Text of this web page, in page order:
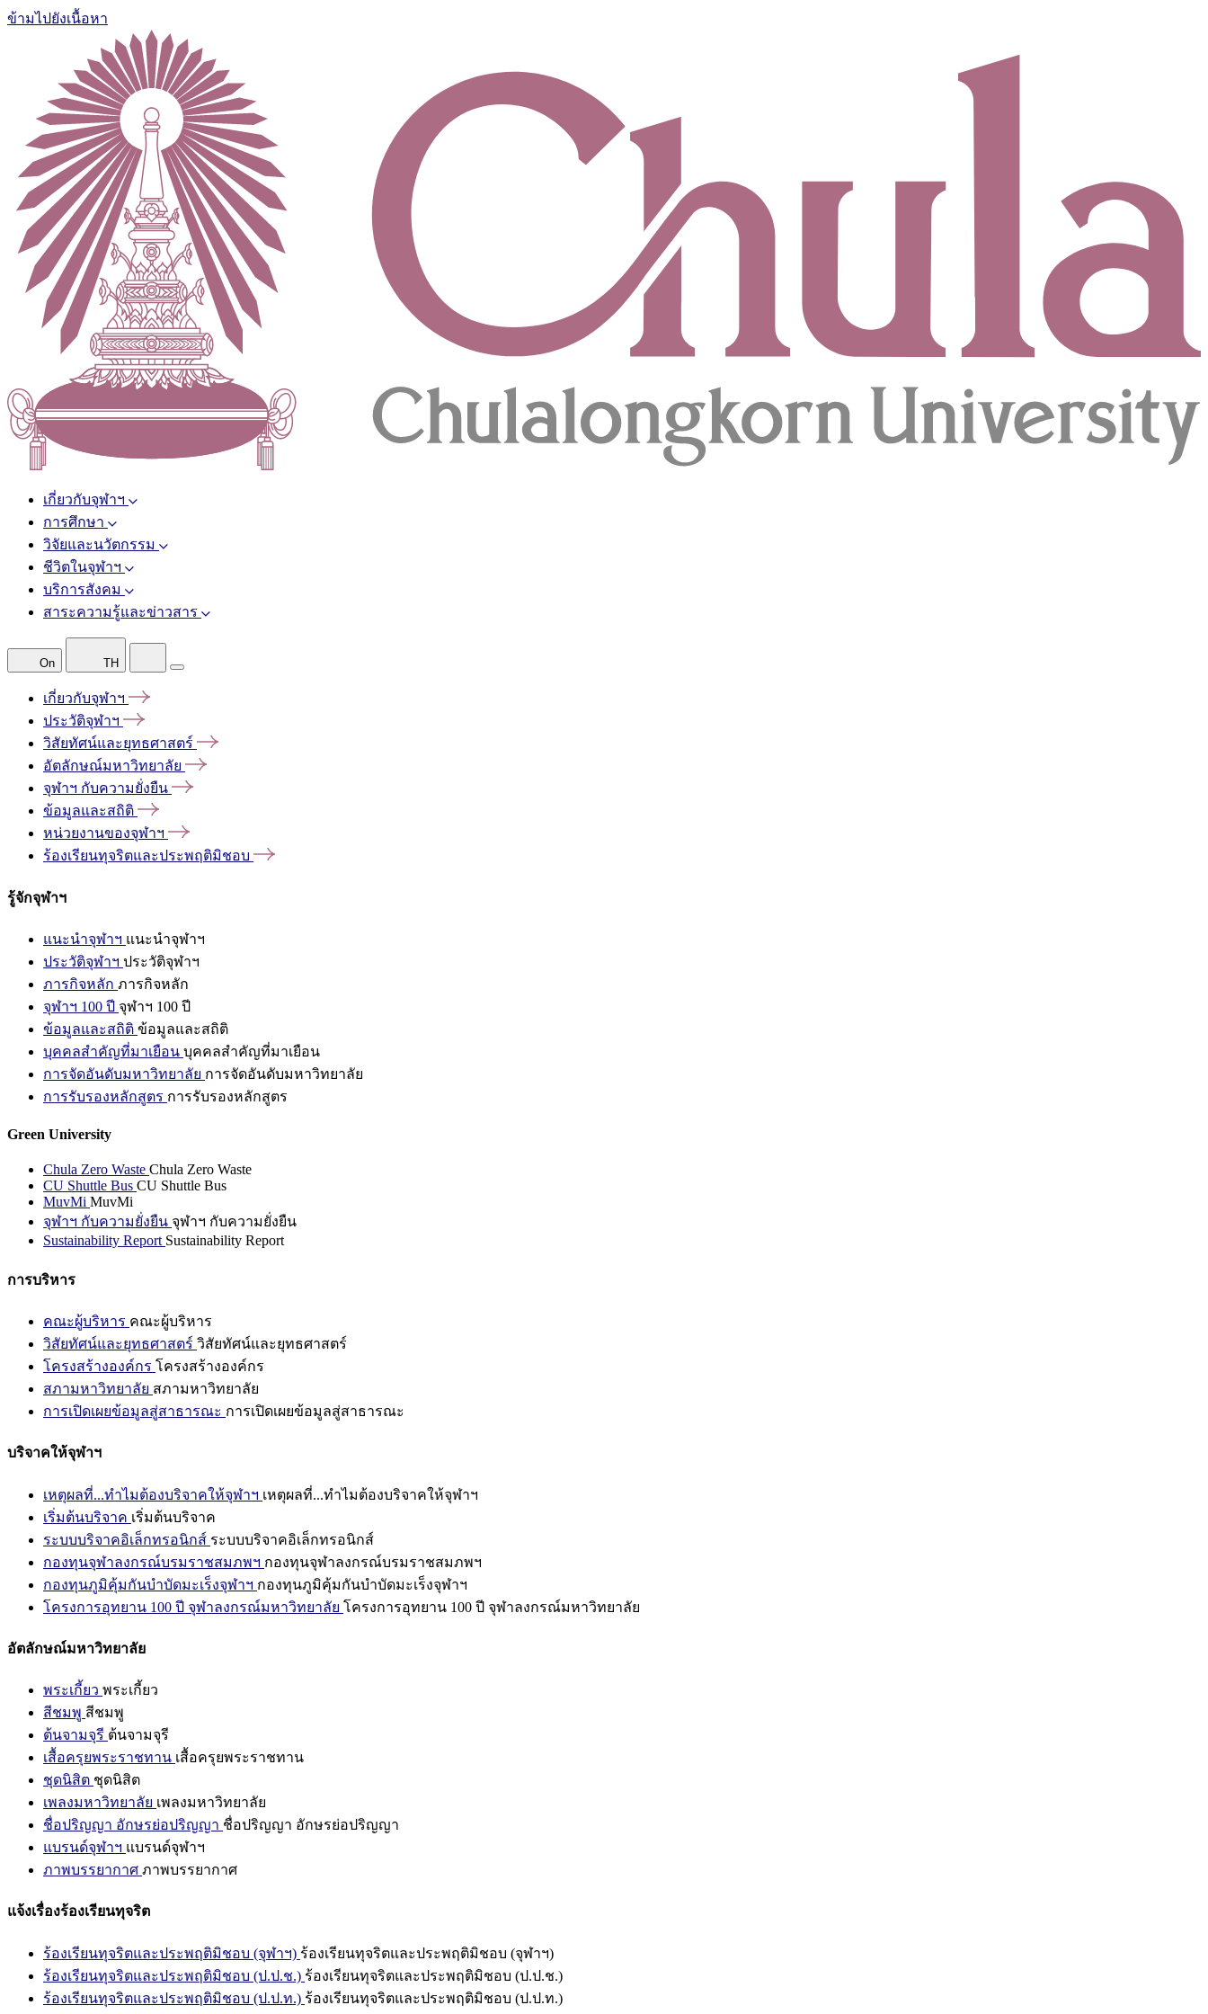
ข้ามไปยังเนื้อหา
เกี่ยวกับจุฬาฯ
การศึกษา
วิจัยและนวัตกรรม
ชีวิตในจุฬาฯ
บริการสังคม
สาระความรู้และข่าวสาร
On TH
เกี่ยวกับจุฬาฯ
ประวัติจุฬาฯ
วิสัยทัศน์และยุทธศาสตร์
อัตลักษณ์มหาวิทยาลัย
จุฬาฯ กับความยั่งยืน
ข้อมูลและสถิติ
หน่วยงานของจุฬาฯ
ร้องเรียนทุจริตและประพฤติมิชอบ
รู้จักจุฬาฯ
แนะนำจุฬาฯ แนะนำจุฬาฯ
ประวัติจุฬาฯ ประวัติจุฬาฯ
ภารกิจหลัก ภารกิจหลัก
จุฬาฯ 100 ปี จุฬาฯ 100 ปี
ข้อมูลและสถิติ ข้อมูลและสถิติ
บุคคลสำคัญที่มาเยือน บุคคลสำคัญที่มาเยือน
การจัดอันดับมหาวิทยาลัย การจัดอันดับมหาวิทยาลัย
การรับรองหลักสูตร การรับรองหลักสูตร
Green University
Chula Zero Waste Chula Zero Waste
CU Shuttle Bus CU Shuttle Bus
MuvMi MuvMi
จุฬาฯ กับความยั่งยืน จุฬาฯ กับความยั่งยืน
Sustainability Report Sustainability Report
การบริหาร
คณะผู้บริหาร คณะผู้บริหาร
วิสัยทัศน์และยุทธศาสตร์ วิสัยทัศน์และยุทธศาสตร์
โครงสร้างองค์กร โครงสร้างองค์กร
สภามหาวิทยาลัย สภามหาวิทยาลัย
การเปิดเผยข้อมูลสู่สาธารณะ การเปิดเผยข้อมูลสู่สาธารณะ
บริจาคให้จุฬาฯ
เหตุผลที่...ทำไมต้องบริจาคให้จุฬาฯ เหตุผลที่...ทำไมต้องบริจาคให้จุฬาฯ
เริ่มต้นบริจาค เริ่มต้นบริจาค
ระบบบริจาคอิเล็กทรอนิกส์ ระบบบริจาคอิเล็กทรอนิกส์
กองทุนจุฬาลงกรณ์บรมราชสมภพฯ กองทุนจุฬาลงกรณ์บรมราชสมภพฯ
กองทุนภูมิคุ้มกันบำบัดมะเร็งจุฬาฯ กองทุนภูมิคุ้มกันบำบัดมะเร็งจุฬาฯ
โครงการอุทยาน 100 ปี จุฬาลงกรณ์มหาวิทยาลัย โครงการอุทยาน 100 ปี จุฬาลงกรณ์มหาวิทยาลัย
อัตลักษณ์มหาวิทยาลัย
พระเกี้ยว พระเกี้ยว
สีชมพู สีชมพู
ต้นจามจุรี ต้นจามจุรี
เสื้อครุยพระราชทาน เสื้อครุยพระราชทาน
ชุดนิสิต ชุดนิสิต
เพลงมหาวิทยาลัย เพลงมหาวิทยาลัย
ชื่อปริญญา อักษรย่อปริญญา ชื่อปริญญา อักษรย่อปริญญา
แบรนด์จุฬาฯ แบรนด์จุฬาฯ
ภาพบรรยากาศ ภาพบรรยากาศ
แจ้งเรื่องร้องเรียนทุจริต
ร้องเรียนทุจริตและประพฤติมิชอบ (จุฬาฯ) ร้องเรียนทุจริตและประพฤติมิชอบ (จุฬาฯ)
ร้องเรียนทุจริตและประพฤติมิชอบ (ป.ป.ช.) ร้องเรียนทุจริตและประพฤติมิชอบ (ป.ป.ช.)
ร้องเรียนทุจริตและประพฤติมิชอบ (ป.ป.ท.) ร้องเรียนทุจริตและประพฤติมิชอบ (ป.ป.ท.)